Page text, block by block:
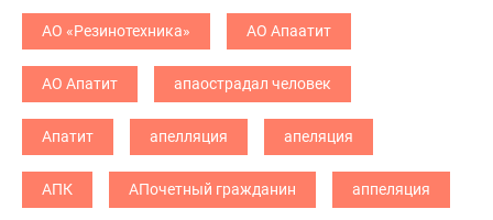
АО «Резинотехника» АО Апаатит
АО Апатит апаострадал человек
Апатит апелляция апеляция
АПК АПочетный гражданин аппеляция